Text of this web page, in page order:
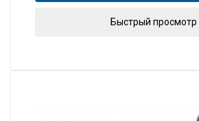
Быстрый просмотр